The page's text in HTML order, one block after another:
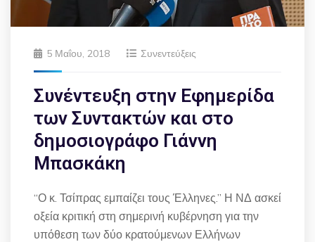
5 Μαΐου, 2018 Συνεντεύξεις
Συνέντευξη στην Εφημερίδα
των Συντακτών και στο
δημοσιογράφο Γιάννη
Μπασκάκη
“Ο κ. Τσίπρας εμπαίζει τους Έλληνες.” Η ΝΔ ασκεί
οξεία κριτική στη σημερινή κυβέρνηση για την
υπόθεση των δύο κρατούμενων Ελλήνων